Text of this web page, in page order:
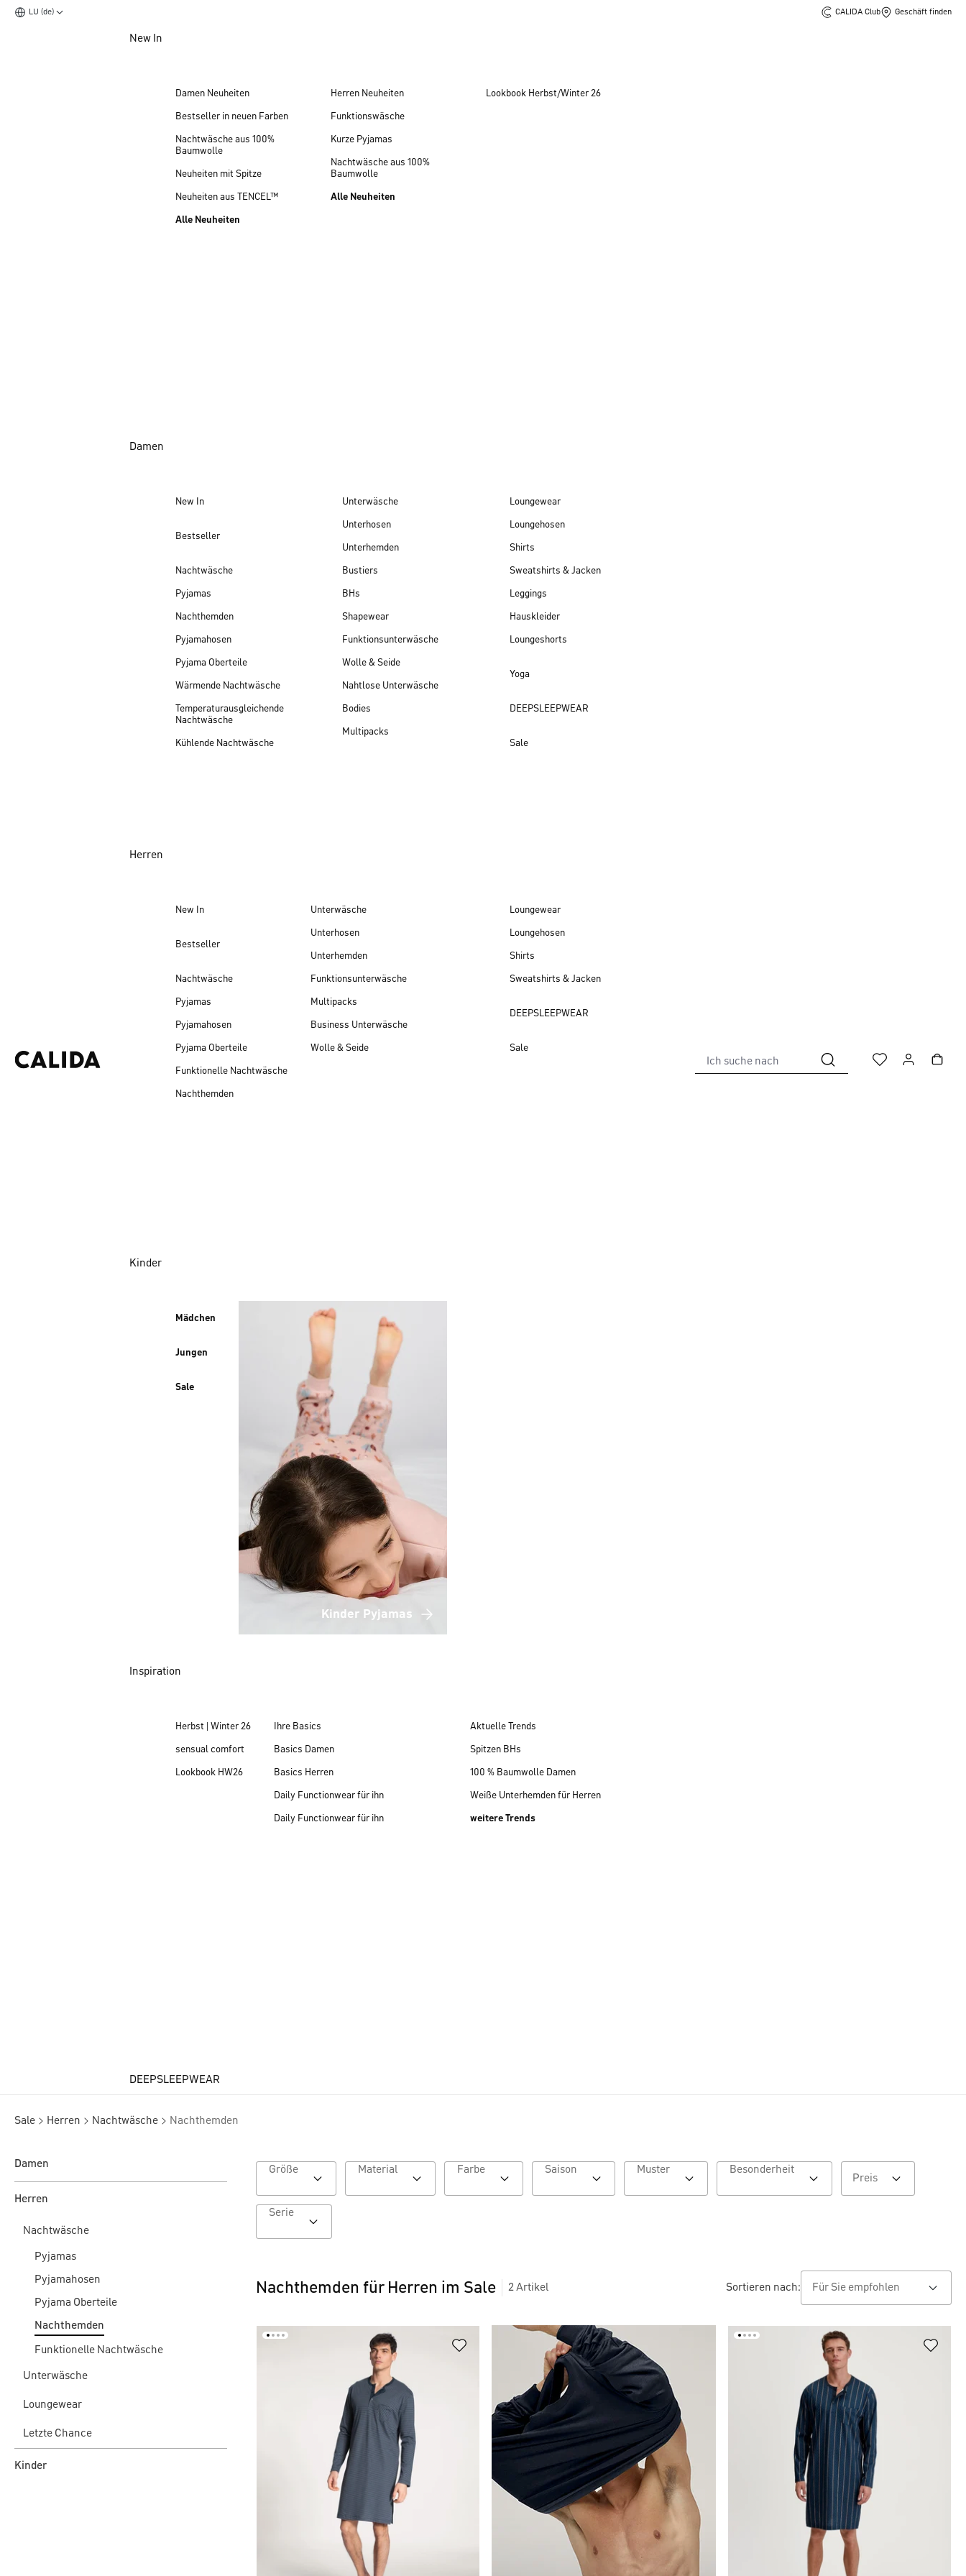
LU (de) CALIDA Club Geschäft finden
Zum Hauptinhalt springenNew In
Damen Neuheiten
Bestseller in neuen Farben
Nachtwäsche aus 100%
Baumwolle
Neuheiten mit Spitze
Neuheiten aus TENCEL™
Alle Neuheiten
Herren Neuheiten
Funktionswäsche
Kurze Pyjamas
Nachtwäsche aus 100%
Baumwolle
Alle Neuheiten
Lookbook Herbst/Winter 26
Damen
New In
Bestseller
Nachtwäsche
Pyjamas
Nachthemden
Pyjamahosen
Pyjama Oberteile
Wärmende Nachtwäsche
Temperaturausgleichende
Nachtwäsche
Kühlende Nachtwäsche
Unterwäsche
Unterhosen
Unterhemden
Bustiers
BHs
Shapewear
Funktionsunterwäsche
Wolle & Seide
Nahtlose Unterwäsche
Bodies
Multipacks
Loungewear
Loungehosen
Shirts
Sweatshirts & Jacken
Leggings
Hauskleider
Loungeshorts
Yoga
DEEPSLEEPWEAR
Sale
Herren
New In
Bestseller
Nachtwäsche
Pyjamas
Pyjamahosen
Pyjama Oberteile
Funktionelle Nachtwäsche
Nachthemden
Unterwäsche
Unterhosen
Unterhemden
Funktionsunterwäsche
Multipacks
Business Unterwäsche
Wolle & Seide
Loungewear
Loungehosen
Shirts
Sweatshirts & Jacken
DEEPSLEEPWEAR
Sale
Kinder
Mädchen
Jungen
Sale
Kinder Pyjamas
Inspiration
Herbst | Winter 26
sensual comfort
Lookbook HW26
Ihre Basics
Basics Damen
Basics Herren
Daily Functionwear für ihn
Daily Functionwear für ihn
Aktuelle Trends
Spitzen BHs
100 % Baumwolle Damen
Weiße Unterhemden für Herren
weitere Trends
DEEPSLEEPWEAR
Sale Herren Nachtwäsche Nachthemden
Damen
Herren
Nachtwäsche
Pyjamas
Pyjamahosen
Pyjama Oberteile
Nachthemden
Funktionelle Nachtwäsche
Unterwäsche
Loungewear
Letzte Chance
Kinder
Größe Material Farbe Muster Besonderheit
Preis
Serie
Nachthemden für Herren im Sale 2Artikel Sortieren nach: